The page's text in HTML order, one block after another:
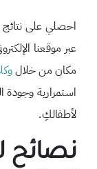
احصلي على نتائج
عبر موقعنا
مكان من خلال
استمرارية وجودة
لأطفالكِ.
نصائح